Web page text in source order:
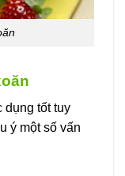
dụng tốt tuy
ý một số vấn